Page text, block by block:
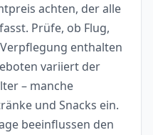
achten, der alle
Prüfe, ob Flug,
enthalten
variiert der
– manche
und Snacks ein.
beeinflussen den